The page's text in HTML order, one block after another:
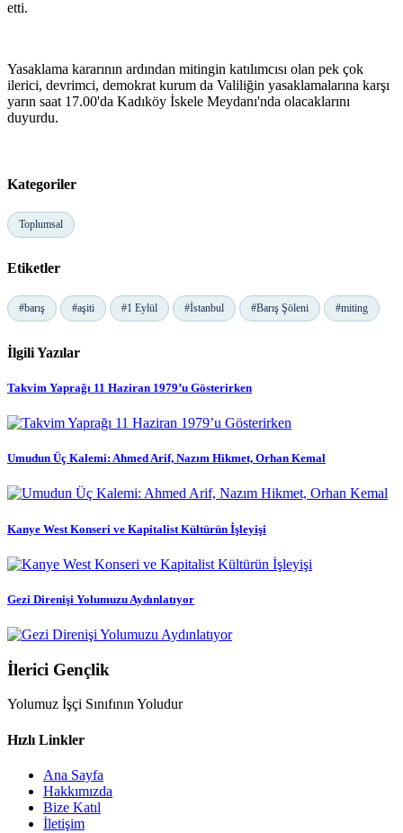
etti.
Yasaklama kararının ardından mitingin katılımcısı olan pek çok
ilerici, devrimci, demokrat kurum da Valiliğin yasaklamalarına karşı
yarın saat 17.00'da Kadıköy İskele Meydanı'nda olacaklarını
duyurdu.
Kategoriler
Toplumsal
Etiketler
#barış #aşiti #1 Eylül #İstanbul #Barış Şöleni #miting
İlgili Yazılar
Takvim Yaprağı 11 Haziran 1979’u Gösterirken
Umudun Üç Kalemi: Ahmed Arif, Nazım Hikmet, Orhan Kemal
Kanye West Konseri ve Kapitalist Kültürün İşleyişi
Gezi Direnişi Yolumuzu Aydınlatıyor
İlerici Gençlik
Yolumuz İşçi Sınıfının Yoludur
Hızlı Linkler
Ana Sayfa
Hakkımızda
Bize Katıl
İletişim